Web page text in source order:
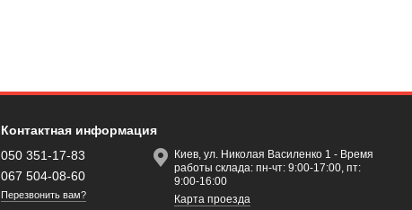
Контактная информация
050 351-17-83
067 504-08-60
Перезвонить вам?
Киев, ул. Николая Василенко 1 - Время
работы склада: пн-чт: 9:00-17:00, пт:
9:00-16:00
Карта проезда